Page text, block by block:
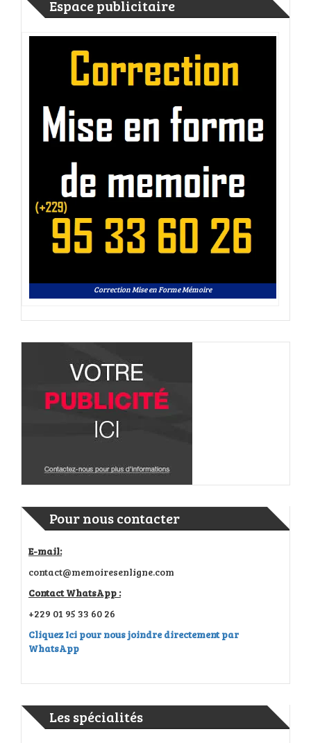
Espace publicitaire
Correction Mise en Forme Mémoire
Pour nous contacter
E-mail:
contact@memoiresenligne.com
Contact WhatsApp :
+229 01 95 33 60 26
Cliquez Ici pour nous joindre directement par
WhatsApp
Les spécialités